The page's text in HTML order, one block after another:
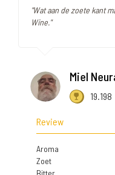
"Wat aan de zoete kant
Wine."
Miel
19.198
Review
Aroma
Zoet